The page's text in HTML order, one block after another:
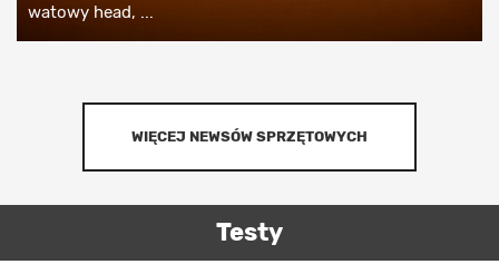
watowy head, ...
WIĘCEJ NEWSÓW SPRZĘTOWYCH
Testy